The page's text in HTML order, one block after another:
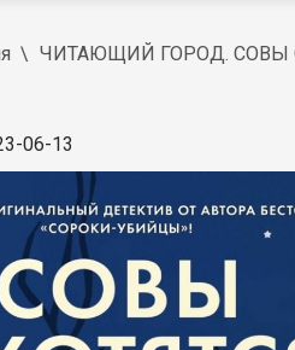
ЧИТАЮЩИЙ ГОРОД. СОВЫ
06-13